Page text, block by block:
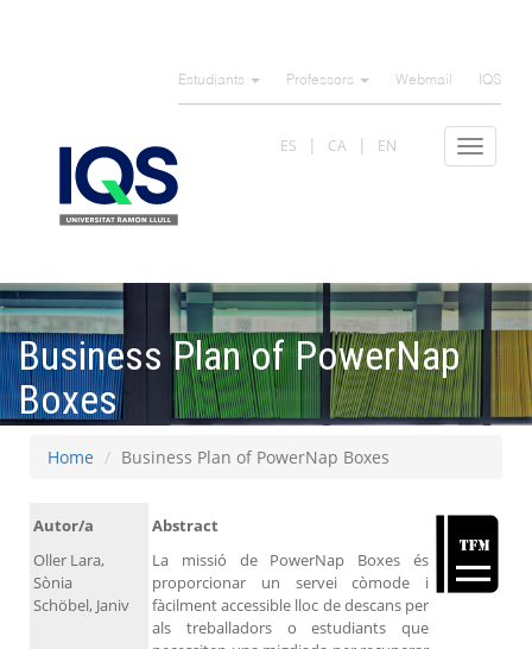
Estudiants Professors Webmail IQS
Toggle
ES CA EN
Business Plan of PowerNap
Boxes
Home Business Plan of PowerNap Boxes
Autor/a
Oller Lara,
Sònia
Schöbel, Janiv
Abstract
La missió de PowerNap Boxes és
proporcionar un servei còmode i
fàcilment accessible lloc de descans per
als treballadors o estudiants que